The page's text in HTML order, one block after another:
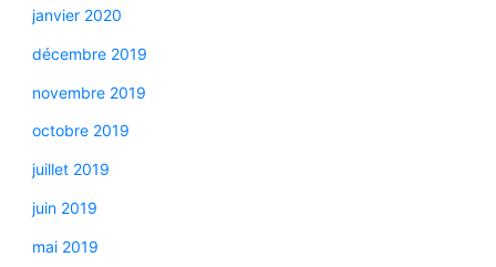
janvier 2020
décembre 2019
novembre 2019
octobre 2019
juillet 2019
juin 2019
mai 2019